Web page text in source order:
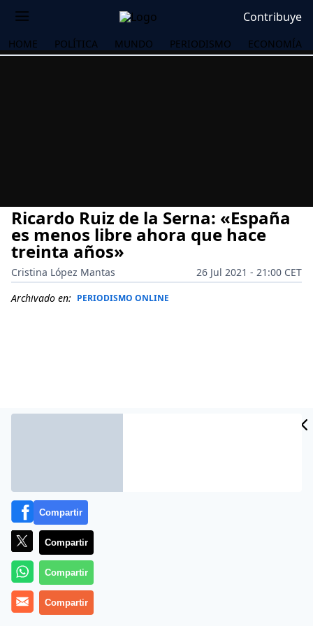
Contribuye
HOME POLÍTICA MUNDO PERIODISMO ECONOMÍA
Ricardo Ruiz de la Serna: «España
es menos libre ahora que hace
treinta años»
Cristina López Mantas
26 Jul 2021 - 21:00 CET
Archivado en: PERIODISMO ONLINE
Más información
Compartir
Compartir
Compartir
Compartir